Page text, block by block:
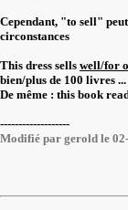
Cependant, "to sell"
circonstances
This dress sells well/for
bien/plus de 100 livres ...
De même : this book
-------------------
Modifié par gerold le